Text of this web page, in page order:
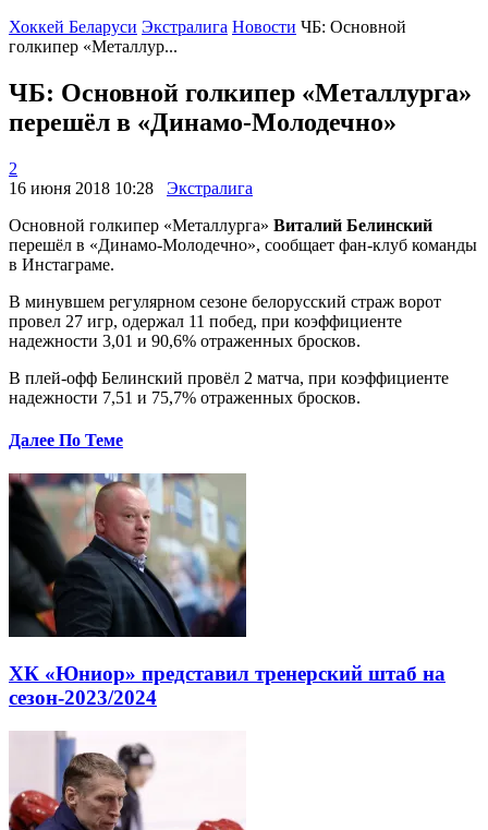
Хоккей Беларуси Экстралига Новости ЧБ: Основной
голкипер «Металлур...
ЧБ: Основной голкипер «Металлурга»
перешёл в «Динамо-Молодечно»
2
16 июня 2018 10:28
Экстралига
Основной голкипер «Металлурга» Виталий Белинский
перешёл в «Динамо-Молодечно», сообщает фан-клуб команды
в Инстаграме.
В минувшем регулярном сезоне белорусский страж ворот
провел 27 игр, одержал 11 побед, при коэффициенте
надежности 3,01 и 90,6% отраженных бросков.
В плей-офф Белинский провёл 2 матча, при коэффициенте
надежности 7,51 и 75,7% отраженных бросков.
Далее По Теме
ХК «Юниор» представил тренерский штаб на
сезон-2023/2024